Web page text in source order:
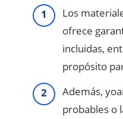
Los
ofrece
incluidas,
propósito
Además,
probables o